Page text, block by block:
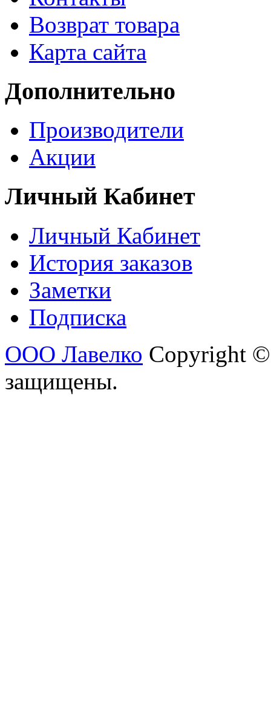
Возврат товара
Карта сайта
Дополнительно
Производители
Акции
Личный Кабинет
Личный Кабинет
История заказов
Заметки
Подписка
ООО Лавелко Copyright ©
защищены.